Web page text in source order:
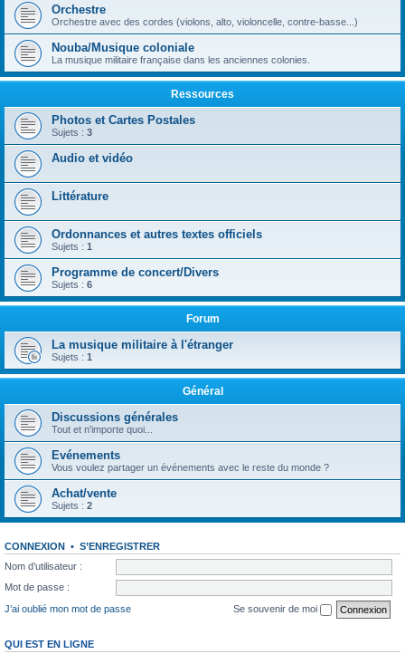
Orchestre
Orchestre avec des cordes (violons, alto, violoncelle, contre-basse...)
Nouba/Musique coloniale
La musique militaire française dans les anciennes colonies.
Ressources
Photos et Cartes Postales
Sujets : 3
Audio et vidéo
Littérature
Ordonnances et autres textes officiels
Sujets : 1
Programme de concert/Divers
Sujets : 6
Forum
La musique militaire à l'étranger
Sujets : 1
Général
Discussions générales
Tout et n'importe quoi...
Evénements
Vous voulez partager un événements avec le reste du monde ?
Achat/vente
Sujets : 2
CONNEXION • S’ENREGISTRER
Nom d’utilisateur :
Mot de passe :
J’ai oublié mon mot de passe
Se souvenir de moi
QUI EST EN LIGNE